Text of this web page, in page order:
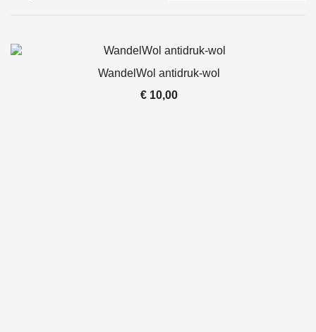
WandelWol antidruk-wol
€10,00